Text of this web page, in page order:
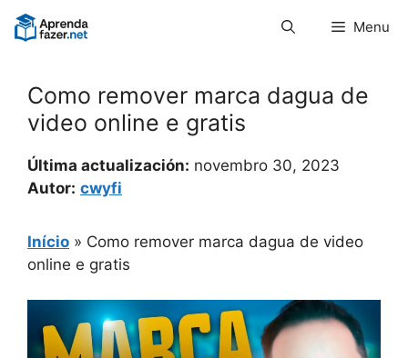
Pular
para
Menu
Como remover marca dagua de
video online e gratis
Última actualización: novembro 30, 2023
Autor: cwyfi
Início » Como remover marca dagua de video
online e gratis